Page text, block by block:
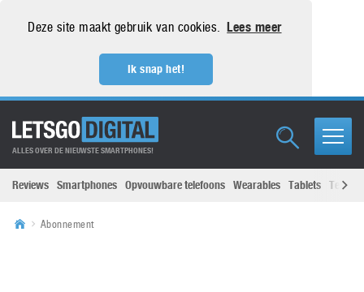
Deze site maakt gebruik van cookies. Lees meer
Ik snap het!
ALLES OVER DE NIEUWSTE SMARTPHONES!
Reviews Smartphones Opvouwbare telefoons Wearables Tablets
Abonnement